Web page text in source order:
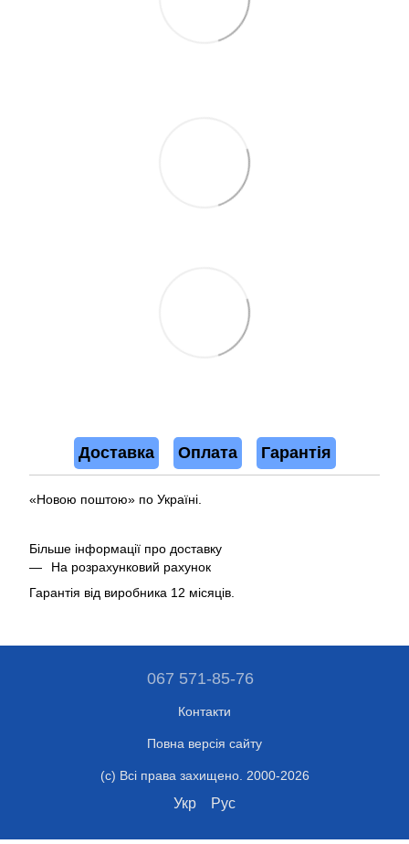
Доставка Оплата Гарантія
«Новою поштою» по Україні.
Більше інформації про доставку
На розрахунковий рахунок
Гарантія від виробника 12 місяців.
067 571-85-76
Контакти
Повна версія сайту
(c) Всі права захищено. 2000-2026
Укр Рус